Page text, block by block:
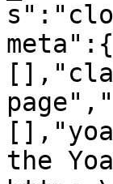
the